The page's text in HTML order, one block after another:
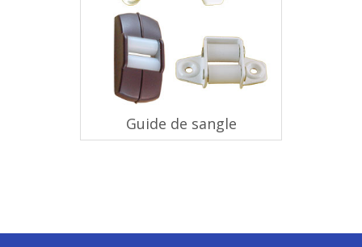
Guide de sangle